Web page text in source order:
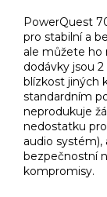
PowerQuest
pro stabilní a
ale můžete ho
dodávky jsou
blízkost jiných
standardním
neprodukuje
nedostatku
audio
bezpečnostní
kompromisy.